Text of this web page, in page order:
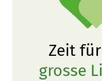
Zeit
grosse